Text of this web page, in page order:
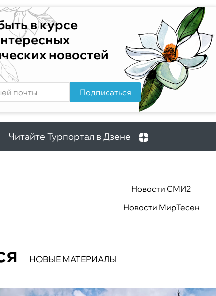
в курсе
новостей
Подписаться
Читайте Турпортал в Дзене
Новости СМИ2
Новости МирТесен
НОВЫЕ МАТЕРИАЛЫ